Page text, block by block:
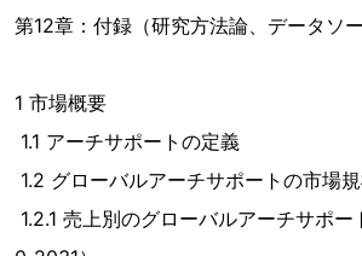
第12章：付録（研究方法論、データソー
1 市場概要
1.1 アーチサポートの定義
1.2 グローバルアーチサポートの市場
1.2.1 売上別のグローバルアーチサポ